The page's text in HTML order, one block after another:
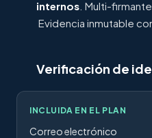
internos. Multi-
Evidencia inmutable
Verificación de
INCLUIDA EN EL PLAN
Correo electrónico